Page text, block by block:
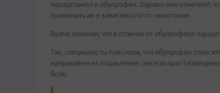
парацетамол и ибупрофен. Однако они отмечают,
принимать их в зависимости от симптомов.
Врачи заявили, что в отличие от ибупрофена
Так, специалисты пояснили, что ибупрофен
направлено на подавление синтеза
боль.